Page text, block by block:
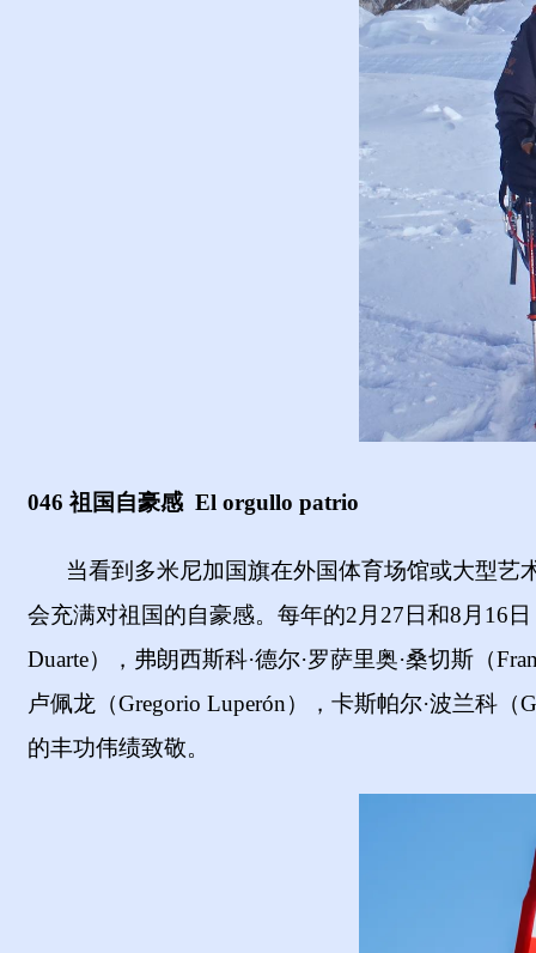
046 祖国自豪感 El orgullo patrio
当看到多米尼加国旗在外国体育场馆或大型
会充满对祖国的自豪感。每年的2月27日和8月16
Duarte），弗朗西斯科·德尔·罗萨里奥·桑切斯 （
卢佩龙 （Gregorio Luperón），卡斯帕尔·波兰科（G
的丰功伟绩致敬。